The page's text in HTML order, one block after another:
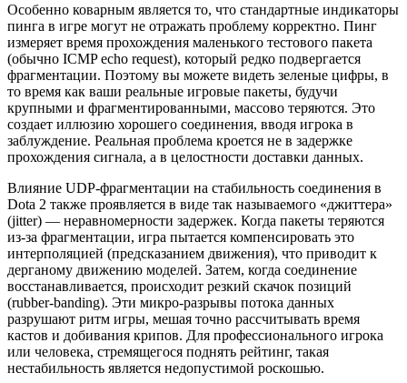
Особенно коварным является то, что стандартные индикаторы
пинга в игре могут не отражать проблему корректно. Пинг
измеряет время прохождения маленького тестового пакета
(обычно ICMP echo request), который редко подвергается
фрагментации. Поэтому вы можете видеть зеленые цифры, в
то время как ваши реальные игровые пакеты, будучи
крупными и фрагментированными, массово теряются. Это
создает иллюзию хорошего соединения, вводя игрока в
заблуждение. Реальная проблема кроется не в задержке
прохождения сигнала, а в целостности доставки данных.
Влияние UDP-фрагментации на стабильность соединения в
Dota 2 также проявляется в виде так называемого «джиттера»
(jitter) — неравномерности задержек. Когда пакеты теряются
из-за фрагментации, игра пытается компенсировать это
интерполяцией (предсказанием движения), что приводит к
дерганому движению моделей. Затем, когда соединение
восстанавливается, происходит резкий скачок позиций
(rubber-banding). Эти микро-разрывы потока данных
разрушают ритм игры, мешая точно рассчитывать время
кастов и добивания крипов. Для профессионального игрока
или человека, стремящегося поднять рейтинг, такая
нестабильность является недопустимой роскошью.